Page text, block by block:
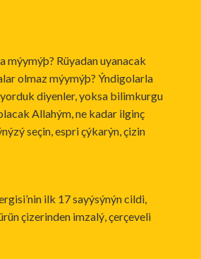
Rüyadan uyanacak
olmaz mýymýþ? Ýndigolarla
diyenler, yoksa bilimkurgu
Allahým, ne kadar ilginç
seçin, espri çýkarýn, çizin
ilk 17 sayýsýnýn cildi,
çizerinden imzalý, çerçeveli